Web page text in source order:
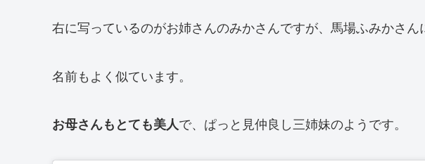
右に写っているのがお姉さんのみかさんですが、馬場ふみかさん
名前もよく似ています。
お母さんもとても美人で、ぱっと見仲良し三姉妹のようです。